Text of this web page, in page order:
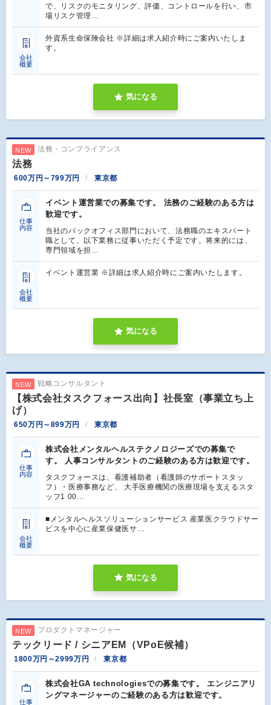
で、リスクのモニタリング、評価、コントロールを行い、市
場リスク管理…
会社
概要
外資系生命保険会社 ※詳細は求人紹介時にご案内いたしま
す。
気になる
NEW 法務・コンプライアンス
法務
600万円～799万円 東京都
仕事
内容
イベント運営業での募集です。 法務のご経験のある方は
歓迎です。
当社のバックオフィス部門において、法務職のエキスパート
職として、以下業務に従事いただく予定です。将来的には、
専門領域を担…
会社
概要
イベント運営業 ※詳細は求人紹介時にご案内いたします。
気になる
NEW 戦略コンサルタント
【株式会社タスクフォース出向】社長室（事業立ち上
げ）
650万円～899万円 東京都
仕事
内容
株式会社メンタルヘルステクノロジーズでの募集で
す。 人事コンサルタントのご経験のある方は歓迎です。
タスクフォースは、看護補助者（看護師のサポートスタッ
フ）・医療事務など、 大手医療機関の医療現場を支えるスタ
ッフ1 00…
会社
概要
■メンタルヘルスソリューションサービス 産業医クラウドサー
ビスを中心に産業保健医サ…
気になる
NEW プロダクトマネージャー
テックリード / シニアEM（VPoE候補）
1800万円～2999万円 東京都
仕事
株式会社GA technologiesでの募集です。 エンジニアリ
ングマネージャーのご経験のある方は歓迎です。